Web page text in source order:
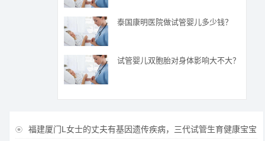
泰国康明医院做试管婴儿多少钱？
试管婴儿双胞胎对身体影响大不大？
 福建厦门L女士的丈夫有基因遗传疾病，三代试管生育健康宝宝